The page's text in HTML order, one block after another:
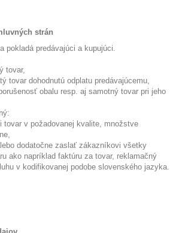
strán
pokladá predávajúci a kupujúci.
tovar,
tovar dohodnutú odplatu predávajúcemu,
obalu resp. aj samotný tovar pri jeho
tovar v požadovanej kvalite, množstve
dodatočne zaslať zákazníkovi všetky
ako napríklad faktúru za tovar, reklamačný
v kodifikovanej podobe slovenského jazyka.